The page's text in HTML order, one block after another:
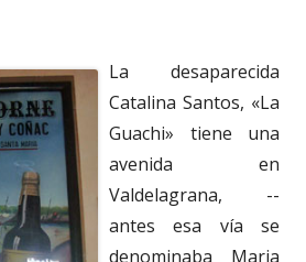
La desaparecida
Catalina Santos, «La
Guachi» tiene una
avenida en
Valdelagrana, --
antes esa vía se
denominaba Maria